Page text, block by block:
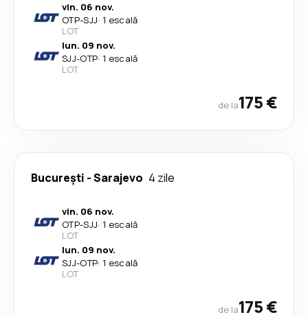
vin. 06 nov.
OTP-SJJ· 1 escală
LOT
lun. 09 nov.
SJJ-OTP· 1 escală
LOT
de la175 €
București -Sarajevo 4 zile
vin. 06 nov.
OTP-SJJ· 1 escală
LOT
lun. 09 nov.
SJJ-OTP· 1 escală
LOT
de la175 €